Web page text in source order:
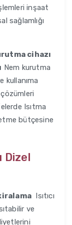
inşaat
sağlamlığı
cihazı
Nem kurutma
kullanıma
çözümleri
Isıtma
bütçesine
Dizel
Isıtıcı
ve